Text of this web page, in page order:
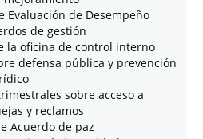
Evaluación de Desempeño
de gestión
la oficina de control interno
defensa pública y prevención
sobre acceso a
y reclamos
Acuerdo de paz